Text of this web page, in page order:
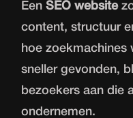
EenSEO website
content, structuur
hoe zoekmachines
sneller gevonden,
bezoekers aan die
ondernemen.